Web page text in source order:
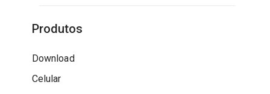
Produtos
Download
Celular